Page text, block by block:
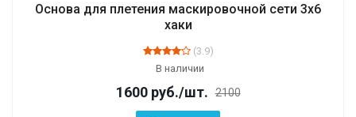
Основа для плетения маскировочной сети 3х6
хаки
(3.9)
В наличии
1600 руб./шт. 2100